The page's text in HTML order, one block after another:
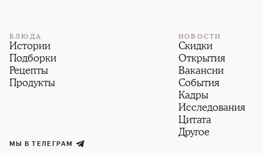
БЛЮДА
Истории
Подборки
Рецепты
Продукты
НОВОСТИ
Скидки
Открытия
Вакансии
События
Кадры
Исследования
Цитата
Другое
МЫ В ТЕЛЕГРАМ